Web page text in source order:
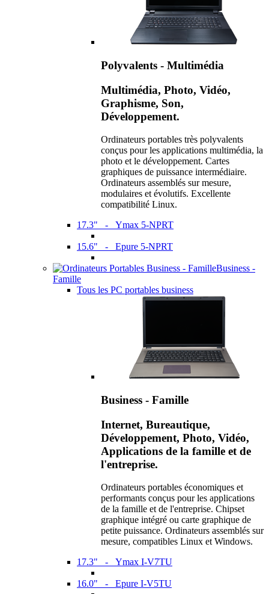
Polyvalents - Multimédia
Multimédia, Photo, Vidéo,
Graphisme, Son,
Développement.
Ordinateurs portables très polyvalents
conçus pour les applications multimédia, la
photo et le développement. Cartes
graphiques de puissance intermédiaire.
Ordinateurs assemblés sur mesure,
modulaires et évolutifs. Excellente
compatibilité Linux.
17.3" - Ymax 5-NPRT
15.6" - Epure 5-NPRT
Business -
Famille
Tous les PC portables business
Business - Famille
Internet, Bureautique,
Développement, Photo, Vidéo,
Applications de la famille et de
l'entreprise.
Ordinateurs portables économiques et
performants conçus pour les applications
de la famille et de l'entreprise. Chipset
graphique intégré ou carte graphique de
petite puissance. Ordinateurs assemblés sur
mesure, compatibles Linux et Windows.
17.3" - Ymax I-V7TU
16.0" - Epure I-V5TU